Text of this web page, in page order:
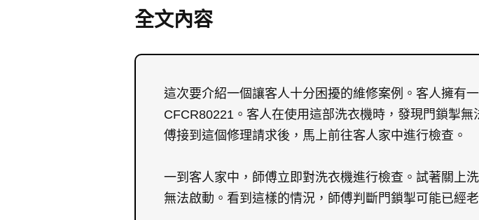
全文內容
這次要介紹一個讓客人十分困擾的維修案例。客人擁有
CFCR80221。客人在使用這部洗衣機時，發現門鎖掣無
傅接到這個修理請求後，馬上前往客人家中進行檢查。
一到客人家中，師傅立即對洗衣機進行檢查。試著關上
無法啟動。看到這樣的情況，師傅判斷門鎖掣可能已經